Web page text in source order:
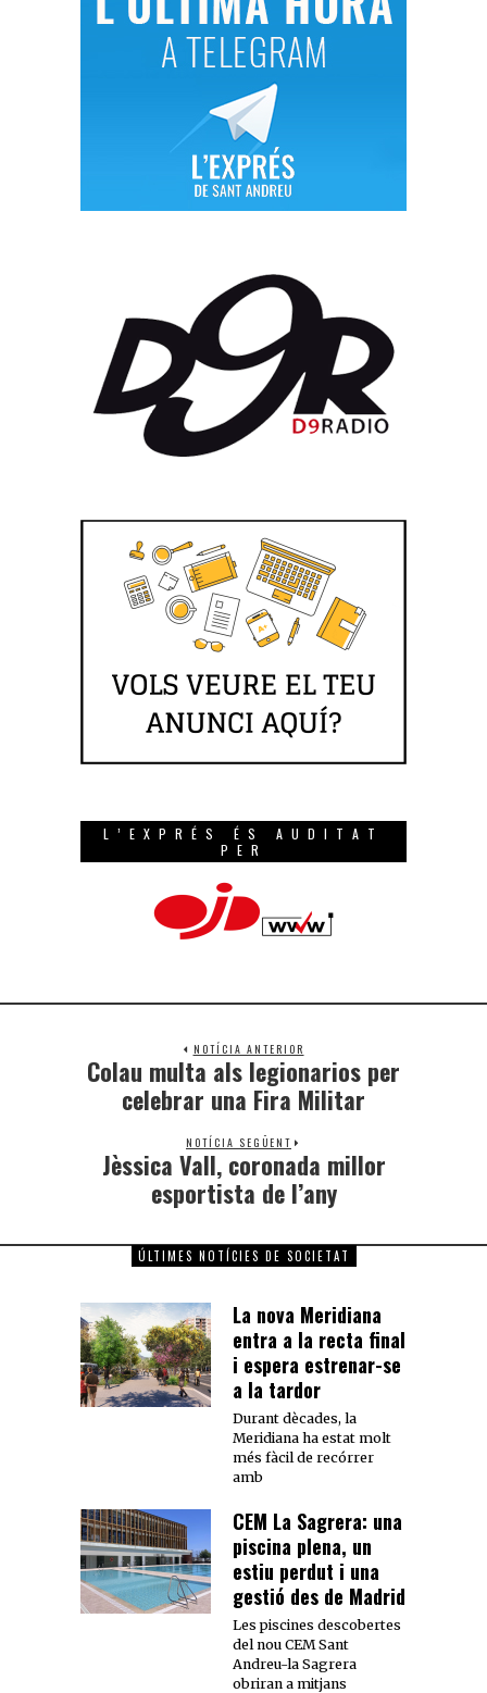
L’EXPRÉS ÉS AUDITAT
PER
NOTÍCIA ANTERIOR
Colau multa als legionarios per
celebrar una Fira Militar
NOTÍCIA SEGÜENT
Jèssica Vall, coronada millor
esportista de l’any
ÚLTIMES NOTÍCIES DE SOCIETAT
La nova Meridiana
entra a la recta final
i espera estrenar-se
a la tardor
Durant dècades, la
Meridiana ha estat molt
més fàcil de recórrer
amb
CEM La Sagrera: una
piscina plena, un
estiu perdut i una
gestió des de Madrid
Les piscines descobertes
del nou CEM Sant
Andreu-la Sagrera
obriran a mitjans